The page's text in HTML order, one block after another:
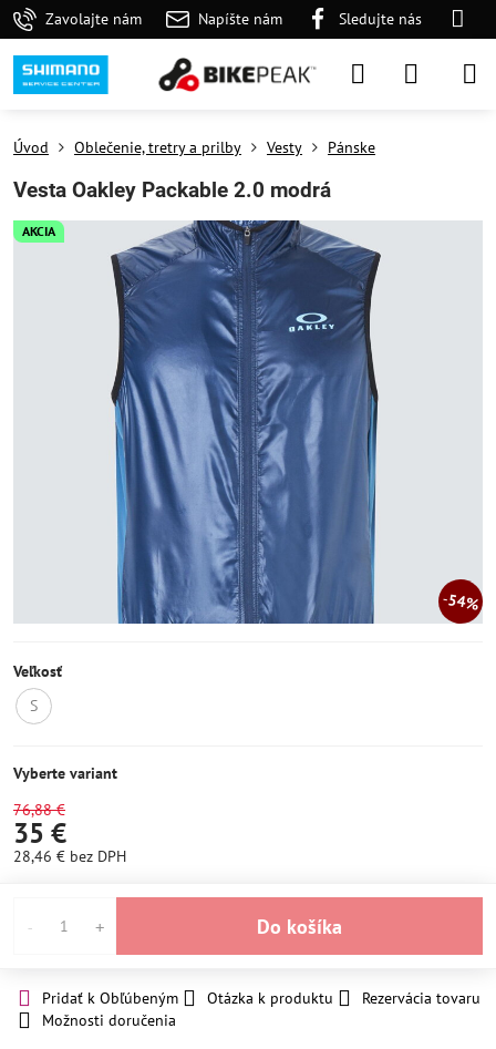
Zavolajte nám Napíšte nám Sledujte nás
AKCIA
54%
Úvod Oblečenie, tretry a prilby Vesty Pánske
Vesta Oakley Packable 2.0 modrá
Veľkosť
S
Vyberte variant
76,88 €
35 €
28,46 € bez DPH
Do košíka
Pridať k Obľúbeným Otázka k produktu
Rezervácia tovaru
Možnosti doručenia